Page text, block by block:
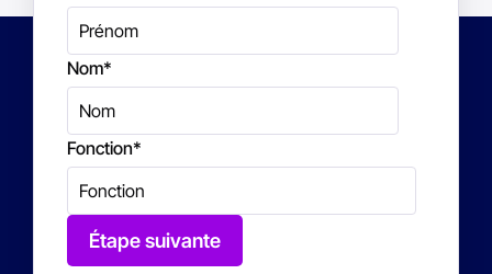
Nom*
Fonction*
Étape suivante